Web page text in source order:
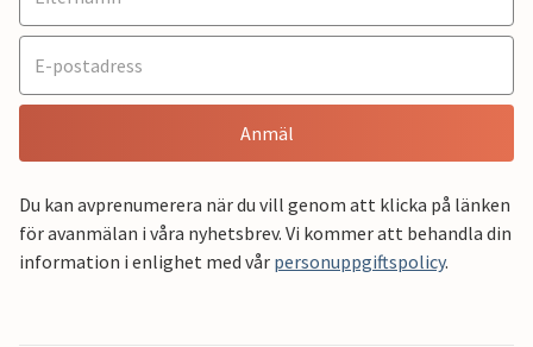
Anmäl
Du kan avprenumerera när du vill genom att klicka på länken
för avanmälan i våra nyhetsbrev. Vi kommer att behandla din
information i enlighet med vår personuppgiftspolicy.